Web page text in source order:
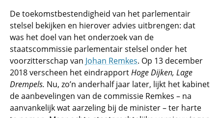
De toekomstbestendigheid van het parlementair
stelsel bekijken en hierover advies uitbrengen: dat
was het doel van het onderzoek van de
staatscommissie parlementair stelsel onder het
voorzitterschap van Johan Remkes. Op 13 december
2018 verscheen het eindrapportHoge Dijken, Lage
Drempels. Nu, zo’n anderhalf jaar later, lijkt het kabinet
de aanbevelingen van de commissie Remkes – na
aanvankelijk wat aarzeling bij de minister – ter harte